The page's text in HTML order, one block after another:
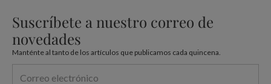
Suscríbete a nuestro correo de
novedades
Manténte al tanto de los artículos que publicamos cada quincena.